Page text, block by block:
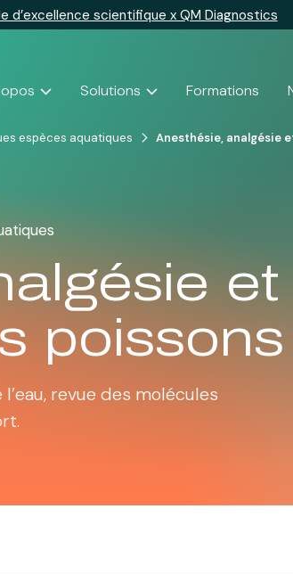
d’excellence scientifique x QM Diagnostics
Solutions Formations
espèces aquatiques Anesthésie, analgésie
et
poissons
revue des molécules